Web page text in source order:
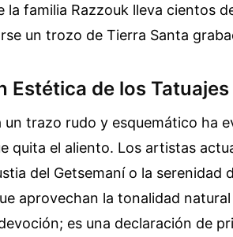
la familia Razzouk lleva cientos
un trozo de Tierra Santa
Estética de los
un trazo rudo y esquemático ha
quita el aliento. Los artistas
del Getsemaní o la serenidad
aprovechan la tonalidad
es una declaración de